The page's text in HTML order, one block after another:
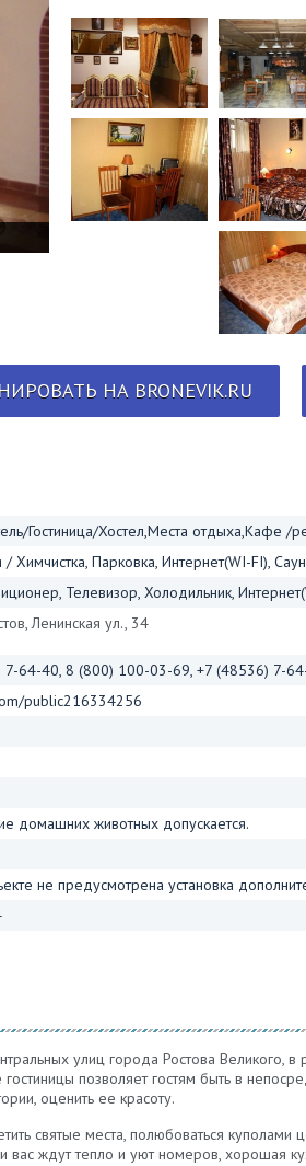
НА BRONEVIK.RU
Гостиница/Хостел,Места отдыха,Кафе /
Химчистка, Парковка, Интернет(WI-FI),
Телевизор, Холодильник,
Ленинская ул., 34
7-64-40, 8 (800) 100-03-69, +7 (48536) 7-
public216334256
домашних животных допускается.
не предусмотрена установка
улиц города Ростова Великого, в
позволяет гостям быть в
оценить ее красоту.
святые места, полюбоваться куполами
ждут тепло и уют номеров, хорошая